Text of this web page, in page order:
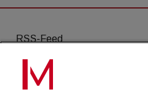
RSS-Feed
AGB
Datenschutz